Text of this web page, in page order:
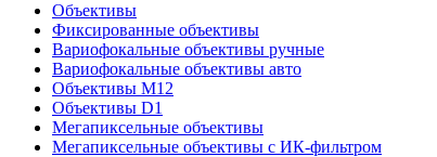
Объективы
Фиксированные объективы
Вариофокальные объективы ручные
Вариофокальные объективы авто
Объективы М12
Объективы D1
Мегапиксельные объективы
Мегапиксельные объективы с ИК-фильтром